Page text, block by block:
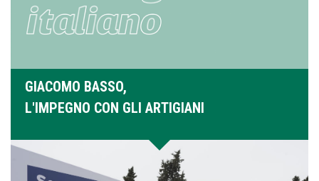
GIACOMO BASSO,
L'IMPEGNO CON GLI ARTIGIANI